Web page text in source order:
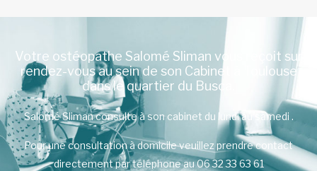
Votre ostéopathe Salomé Sliman vous reçoit sur
rendez-vous au sein de son Cabinet à Toulouse
dans le quartier du Busca.
Salomé Sliman consulte à son cabinet du lundi au samedi .
Pour une consultation à domicile veuillez prendre contact
directement par téléphone au 06 32 33 63 61